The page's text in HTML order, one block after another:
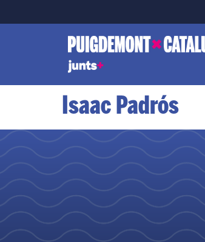
Isaac Padrós